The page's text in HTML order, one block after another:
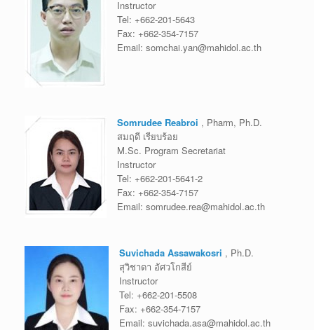
Instructor
Tel: +662-201-5643
Fax: +662-354-7157
Email: somchai.yan@mahidol.ac.th
Somrudee Reabroi , Pharm, Ph.D.
สมฤดี เรียบร้อย
M.Sc. Program Secretariat
Instructor
Tel: +662-201-5641-2
Fax: +662-354-7157
Email: somrudee.rea@mahidol.ac.th
Suvichada Assawakosri , Ph.D.
สุวิชาดา อัศวโกสีย์
Instructor
Tel: +662-201-5508
Fax: +662-354-7157
Email: suvichada.asa@mahidol.ac.th